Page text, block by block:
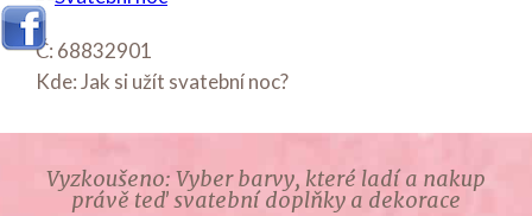
Č: 68832901
Kde: Jak si užít svatební noc?
Vyzkoušeno: Vyber barvy, které ladí a nakup
právě teď svatební doplňky a dekorace